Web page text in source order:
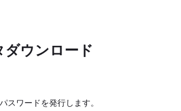
ダウンロード
スワードを発行します。